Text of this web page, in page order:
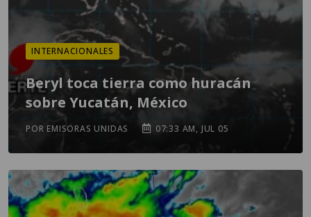
INTERNACIONALES
Beryl toca tierra como huracán
sobre Yucatán, México
POR EMISORAS UNIDAS 07:33 AM, JUL 05